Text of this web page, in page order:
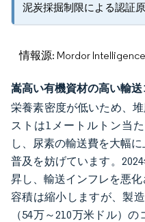
泥炭採掘制限による認証
情報源: Mordor Intelligence
嵩高い有機資材の高い輸送
栄養素密度が低いため、
ストは1メートルトン当
し、尿素の輸送費を大幅
普及を妨げています。
昇し、輸送インフレを悪
容積は縮小しますが、製
（54万～210万米ドル）